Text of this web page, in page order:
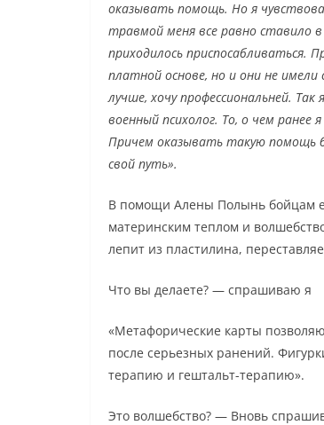
оказывать помощь. Но я
травмой меня все равно ставило
приходилось приспосабливаться.
платной основе, но и они не
лучше, хочу профессиональней.
военный психолог. То, о чем
Причем оказывать такую помощь
свой путь».
В помощи Алены Полынь бойцам
материнским теплом и
лепит из пластилина,
Что вы делаете? — спрашиваю я
«Метафорические карты
после серьезных ранений.
терапию и гештальт-терапию».
Это волшебство? — Вновь